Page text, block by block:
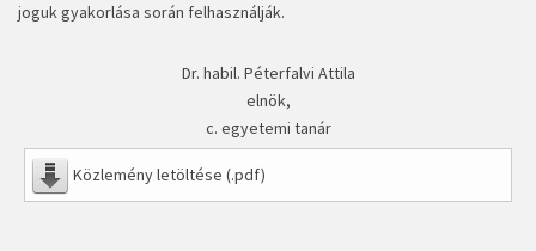
joguk gyakorlása során felhasználják.
Dr. habil. Péterfalvi Attila
elnök,
c. egyetemi tanár
Közlemény letöltése (.pdf)